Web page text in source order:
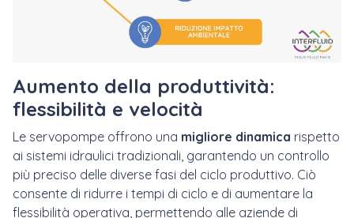
Aumento della produttività:
flessibilità e velocità
Le servopompe offrono una migliore dinamica rispetto
ai sistemi idraulici tradizionali, garantendo un controllo
più preciso delle diverse fasi del ciclo produttivo. Ciò
consente di ridurre i tempi di ciclo e di aumentare la
flessibilità operativa, permettendo alle aziende di